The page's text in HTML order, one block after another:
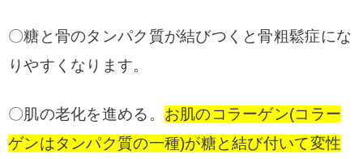
〇糖と骨のタンパク質が結びつくと骨粗鬆症にな
りやすくなります。
〇肌の老化を進める。 お肌のコラーゲン(コラー
ゲンはタンパク質の一種)が糖と結び付いて変性